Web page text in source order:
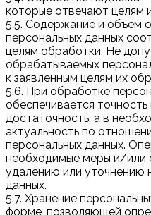
которые отвечают целям
5.5. Содержание и объем
персональных данных
целям обработки. Не
обрабатываемых
к заявленным целям их
5.6. При обработке
обеспечивается
достаточность, а в
актуальность по
персональных данных.
необходимые меры и/или
удалению или уточнению
данных.
5.7. Хранение
форме, позволяющей